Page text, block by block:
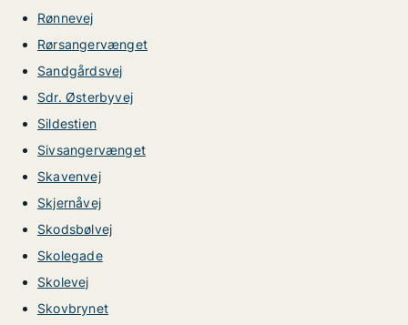
Rønnevej
Rørsangervænget
Sandgårdsvej
Sdr. Østerbyvej
Sildestien
Sivsangervænget
Skavenvej
Skjernåvej
Skodsbølvej
Skolegade
Skolevej
Skovbrynet